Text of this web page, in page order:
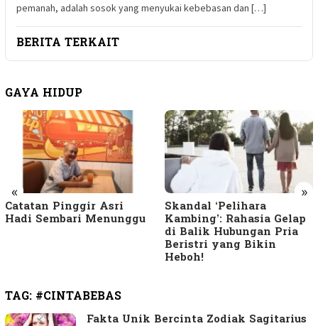
pemanah, adalah sosok yang menyukai kebebasan dan […]
BERITA TERKAIT
GAYA HIDUP
« »
Catatan Pinggir Asri
Hadi Sembari Menunggu
Skandal ‘Pelihara
Kambing’: Rahasia Gelap
di Balik Hubungan Pria
Beristri yang Bikin
Heboh!
TAG: #CINTABEBAS
Fakta Unik Bercinta Zodiak Sagitarius